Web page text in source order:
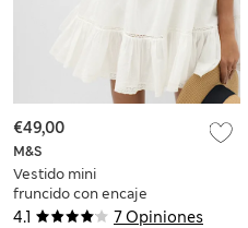
4.1 7 Opiniones
M&S
Vestido mini
fruncido con encaje
100 % algodón
€49,00